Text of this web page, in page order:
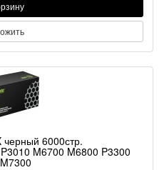
черный 6000стр.
M6700 M6800 P3300